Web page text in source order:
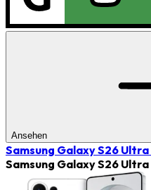
Ansehen
Samsung Galaxy S26 Ultra
Samsung Galaxy S26 Ultra